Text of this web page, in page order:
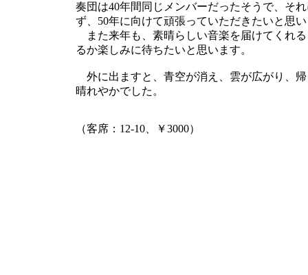
奏団は40年間同じメンバーだったそうで、そ
ず、50年に向けて頑張っていただきたいと思
また来年も、素晴らしい音楽を届けてくれ
るか楽しみに待ちたいと思います。
外に出ますと、青空が消え、雲が広がり、
晴れやかでした。
（客席：12-10、￥3000）